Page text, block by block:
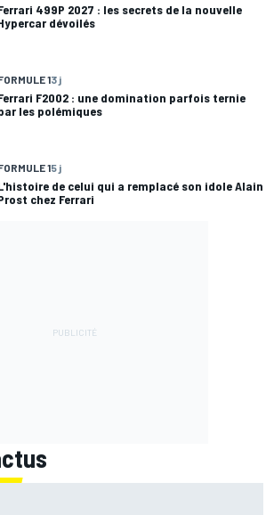
499P 2027 : les secrets de la nouvelle
dévoilés
13 j
F2002 : une domination parfois ternie
les polémiques
15 j
de celui qui a remplacé son idole Alain
chez Ferrari